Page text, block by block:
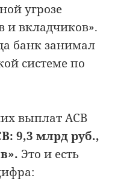
угрозе
и вкладчиков».
банк занимал
системе по
выплат АСВ
9,3 млрд руб.,
Это и есть